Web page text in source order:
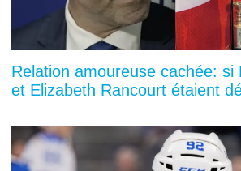
Relation amoureuse cachée: si
et Elizabeth Rancourt étaient